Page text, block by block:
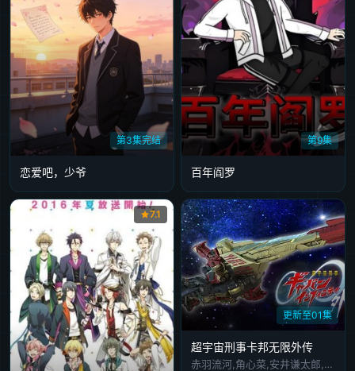
第3集完结
恋爱吧，少爷
第9集
百年阎罗
7.1
更新至01集
超宇宙刑事卡邦无限外传
赤羽流河,角心菜,安井谦太郎,松永有纮,有坂心花,安田启人,谷田拉娜,入山杏奈,子安武人